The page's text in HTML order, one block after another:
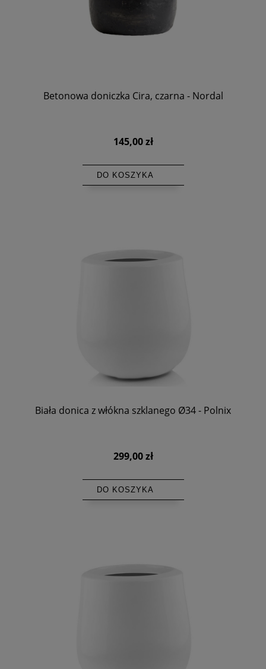
Betonowa doniczka Cira, czarna - Nordal
145,00 zł
DO KOSZYKA
Biała donica z włókna szklanego Ø34 - Polnix
299,00 zł
DO KOSZYKA